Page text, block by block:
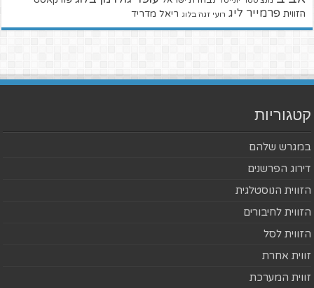
הזווית פרמייר ליג רועי זגה בלוג ריאל מדריד
קטגוריות
במגרש שלהם
דירוג הפרשנים
הזווית הנוסטלגית
הזווית לחיבורים
הזווית לסל
זווית אחרת
זווית המערכת